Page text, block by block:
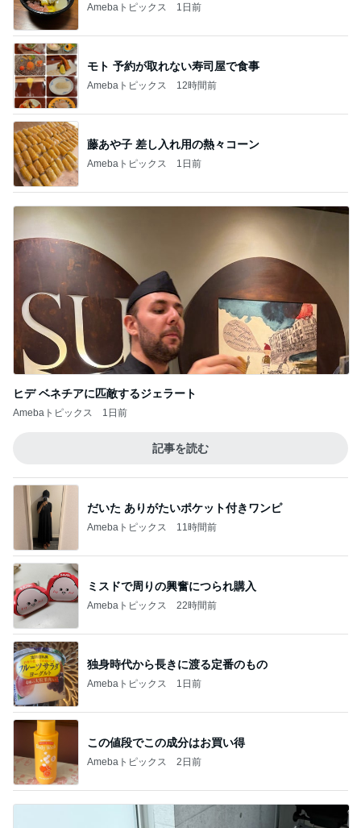
Amebaトピックス 1日前
モト 予約が取れない寿司屋で食事
Amebaトピックス 12時間前
藤あや子 差し入れ用の熱々コーン
Amebaトピックス 1日前
ヒデ ベネチアに匹敵するジェラート
Amebaトピックス 1日前
記事を読む
だいた ありがたいポケット付きワンピ
Amebaトピックス 11時間前
ミスドで周りの興奮につられ購入
Amebaトピックス 22時間前
独身時代から長きに渡る定番のもの
Amebaトピックス 1日前
この値段でこの成分はお買い得
Amebaトピックス 2日前